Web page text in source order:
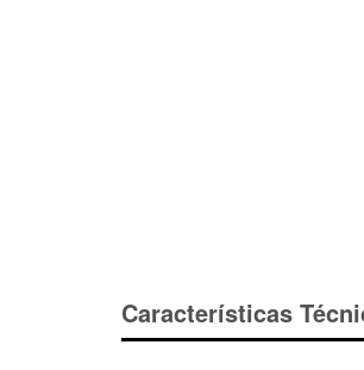
Características